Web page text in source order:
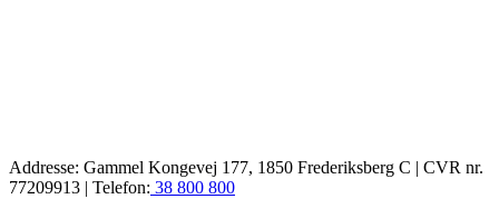
Addresse: Gammel Kongevej 177, 1850 Frederiksberg C | CVR nr.
77209913 | Telefon: 38 800 800